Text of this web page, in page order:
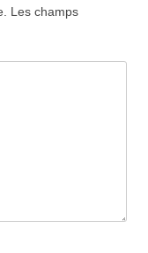
Les champs